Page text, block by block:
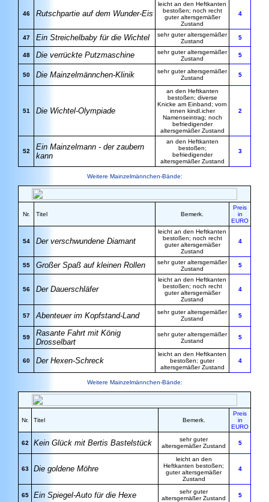
46 Rutschpartie auf dem Wunder-Eis
leicht an den Heftkanten
bestoßen; noch recht
guter altersgemäßer
Zustand
4
47 Ein Streichelbaby für die Wichtel
sehr guter altersgemäßer
Zustand
5
48 Die verrückte Putzmaschine
sehr guter altersgemäßer
Zustand
5
50 Die Mainzelmännchen-Klinik
sehr guter altersgemäßer
Zustand
5
51 Die Wichtel-Olympiade
an den Heftkanten
bestoßen; diverse
Knicke am Einband; vorn
innen kindl.icher
Namenseintrag; noch
befriedigender
altersgemäßer Zustand
2
52
Ein Mainzelmann - der zaubern
kann
an den Heftkanten
bestoßen;
befriedigender
altersgemäßer Zustand
3
Weitere Mainzelmännchen-Bände:
Nr. Titel Bemerk.
Preis
in
EURO
54 Der verschwundene Diamant
leicht an den Heftkanten
bestoßen; noch recht
guter altersgemäßer
Zustand
4
55 Großer Spaß auf kleinen Rollen
sehr guter altersgemäßer
Zustand
5
56 Der Dauerschläfer
leicht an den Heftkanten
bestoßen; noch recht
guter altersgemäßer
Zustand
4
57 Abenteuer im Kopfstand-Land
sehr guter altersgemäßer
Zustand
5
59
Rasante Fahrt mit König
Drosselbart
sehr guter altersgemäßer
Zustand
5
60 Der Hexen-Schreck
leicht an den Heftkanten
bestoßen; guter
altersgemäßer Zustand
4
Weitere Mainzelmännchen-Bände:
Nr. Titel Bemerk.
Preis
in
EURO
62 Kein Glück mit Bertis Bastelstück
sehr guter
altersgemäßer Zustand
5
63 Die goldene Möhre
leicht an den
Heftkanten bestoßen;
guter altersgemäßer
Zustand
4
65 Ein Spiegel-Auto für die Hexe
sehr guter
altersgemäßer Zustand
5